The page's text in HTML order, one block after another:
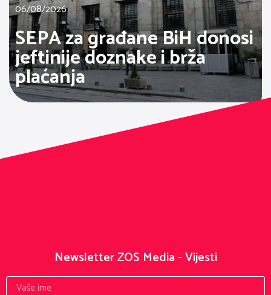
06/08/2026
SEPA za građane BiH donosi
jeftinije doznake i brža
plaćanja
Newsletter ZOS Media - Vijesti